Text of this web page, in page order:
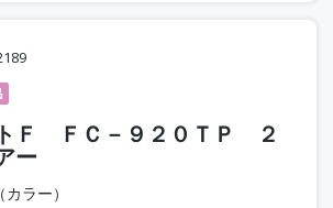
Ｆ ＦＣ－９２０ＴＰ ２
ー
ラー）